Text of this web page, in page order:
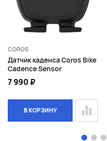
COROS
Датчик каденса Coros Bike
Cadence Sensor
7 990 ₽
В КОРЗИНУ